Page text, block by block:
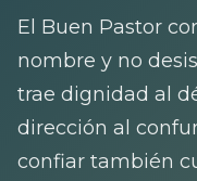
El Buen Pastor
nombre y no
trae dignidad al
dirección al
confiar también